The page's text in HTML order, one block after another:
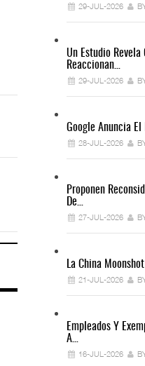
29-JUL-2026
Un Estudio Revela
Reaccionan…
29-JUL-2026
Google Anuncia El
28-JUL-2026
Proponen
De…
27-JUL-2026
La China
21-JUL-2026
Empleados Y
A…
16-JUL-2026